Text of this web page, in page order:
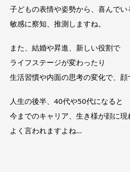
子どもの表情や姿勢から、喜んで
敏感に察知、推測しますね。
また、結婚や昇進、新しい役割で
ライフステージが変わったり
生活習慣や内面の思考の変化で、顔
人生の後半、40代や50代になると
今までのキャリア、生き様が顔に現
よく言われますよね…